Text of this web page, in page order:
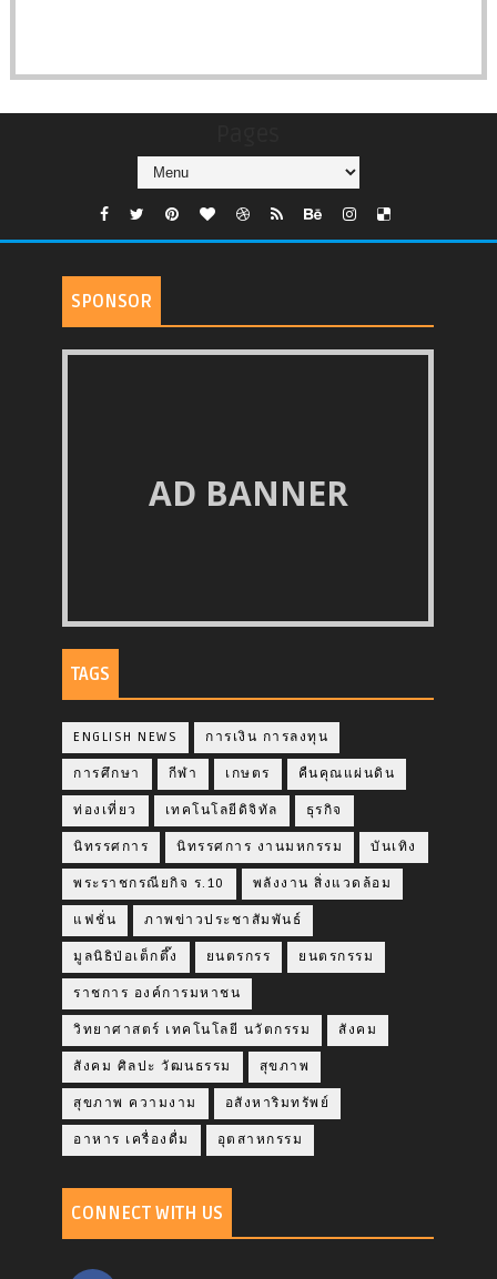
SPONSOR
AD BANNER
TAGS
ENGLISH NEWS การเงิน การลงทุน
การศึกษา กีฬา เกษตร คืนคุณแผ่นดิน
ท่องเที่ยว เทคโนโลยีดิจิทัล ธุรกิจ
นิทรรศการ นิทรรศการ งานมหกรรม บันเทิง
พระราชกรณียกิจ ร.10 พลังงาน สิ่งแวดล้อม
แฟชั่น ภาพข่าวประชาสัมพันธ์
มูลนิธิป่อเต็กตึ๊ง ยนตรกรร ยนตรกรรม
ราชการ องค์การมหาชน
วิทยาศาสตร์ เทคโนโลยี นวัตกรรม สังคม
สังคม ศิลปะ วัฒนธรรม สุขภาพ
สุขภาพ ความงาม อสังหาริมทรัพย์
อาหาร เครื่องดื่ม อุตสาหกรรม
CONNECT WITH US